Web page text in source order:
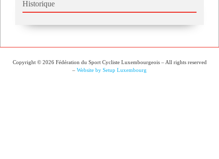
Historique
Copyright © 2026 Fédération du Sport Cycliste Luxembourgeois – All rights reserved
– Website by Setup Luxembourg